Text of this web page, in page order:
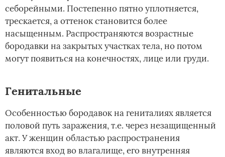
себорейными. Постепенно пятно уплотняется,
трескается, а оттенок становится более
насыщенным. Распространяются возрастные
бородавки на закрытых участках тела, но потом
могут появиться на конечностях, лице или груди.
Генитальные
Особенностью бородавок на гениталиях является
половой путь заражения, т.е. через незащищенный
акт. У женщин областью распространения
являются вход во влагалище, его внутренняя